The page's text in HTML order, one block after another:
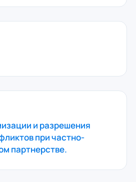
и разрешения
при частно-
партнерстве.